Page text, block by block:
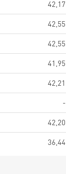
42,17
42,55
42,55
41,95
42,21
-
42,20
36,44